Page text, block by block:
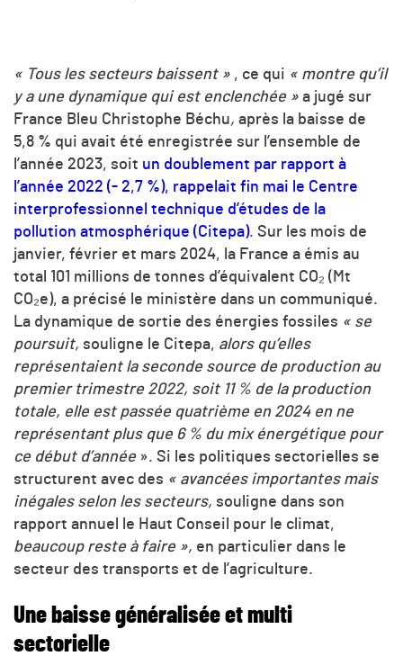
« Tous les secteurs baissent » , ce qui « montre qu’il
y a une dynamique qui est enclenchée » a jugé sur
France Bleu Christophe Béchu, après la baisse de
5,8 % qui avait été enregistrée sur l’ensemble de
l’année 2023, soit un doublement par rapport à
l’année 2022 (- 2,7 %), rappelait fin mai le Centre
interprofessionnel technique d’études de la
pollution atmosphérique (Citepa). Sur les mois de
janvier, février et mars 2024, la France a émis au
total 101 millions de tonnes d’équivalent CO₂ (Mt
CO₂e), a précisé le ministère dans un communiqué.
La dynamique de sortie des énergies fossiles « se
poursuit, souligne le Citepa, alors qu’elles
représentaient la seconde source de production au
premier trimestre 2022, soit 11 % de la production
totale, elle est passée quatrième en 2024 en ne
représentant plus que 6 % du mix énergétique pour
ce début d’année ». Si les politiques sectorielles se
structurent avec des « avancées importantes mais
inégales selon les secteurs, souligne dans son
rapport annuel le Haut Conseil pour le climat,
beaucoup reste à faire », en particulier dans le
secteur des transports et de l’agriculture.
Une baisse généralisée et multi
sectorielle